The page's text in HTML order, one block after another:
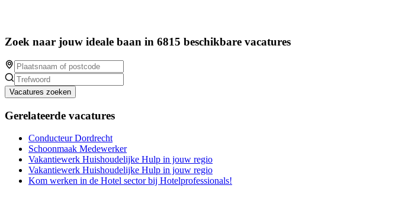
Zoek naar jouw ideale baan in 6815 beschikbare vacatures
Vacatures zoeken
Gerelateerde vacatures
Conducteur Dordrecht
Schoonmaak Medewerker
Vakantiewerk Huishoudelijke Hulp in jouw regio
Vakantiewerk Huishoudelijke Hulp in jouw regio
Kom werken in de Hotel sector bij Hotelprofessionals!